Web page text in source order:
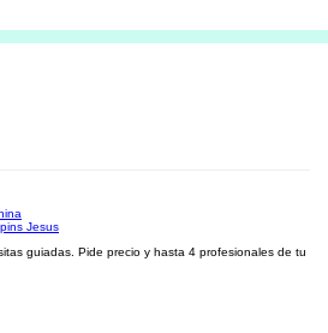
Jesus
guiadas. Pide precio y hasta 4 profesionales de tu